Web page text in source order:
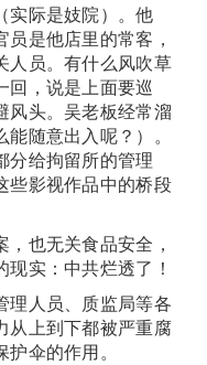
实际是妓院）。他
是他店里的常客，
人员。有什么风吹草
回，说是上面要巡
风头。吴老板经常溜
随意出入呢？）。
分给拘留所的管理
些影视作品中的桥段
也无关食品安全，
实：中共烂透了！
理人员、质监局等各
从上到下都被严重腐
伞的作用。